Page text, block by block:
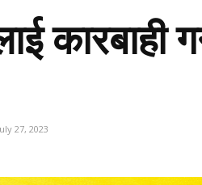
कारबाही
27, 2023